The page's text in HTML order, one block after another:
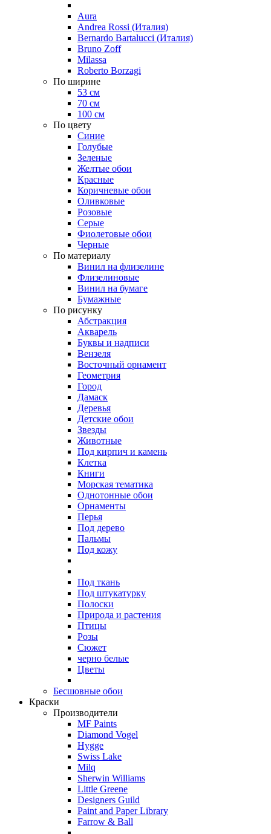
Aura
Andrea Rossi (Италия)
Bernardo Bartalucci (Италия)
Bruno Zoff
Milassa
Roberto Borzagi
По ширине
53 см
70 см
100 см
По цвету
Синие
Голубые
Зеленые
Желтые обои
Красные
Коричневые обои
Оливковые
Розовые
Серые
Фиолетовые обои
Черные
По материалу
Винил на флизелине
Флизелиновые
Винил на бумаге
Бумажные
По рисунку
Абстракция
Акварель
Буквы и надписи
Вензеля
Восточный орнамент
Геометрия
Город
Дамаск
Деревья
Детские обои
Звезды
Животные
Под кирпич и камень
Клетка
Книги
Морская тематика
Однотонные обои
Орнаменты
Перья
Под дерево
Пальмы
Под кожу
Под ткань
Под штукатурку
Полоски
Природа и растения
Птицы
Розы
Сюжет
черно белые
Цветы
Бесшовные обои
Краски
Производители
MF Paints
Diamond Vogel
Hygge
Swiss Lake
Milq
Sherwin Williams
Little Greene
Designers Guild
Paint and Paper Library
Farrow & Ball